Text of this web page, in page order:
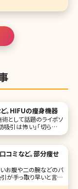
。HIFUの痩身機器
として話題のライポソ
引は怖い」「切らない
?」そんな希望や疑問を
コミなど。部分痩せ
お腹や二の腕などのパ
が手っ取り早いと言わ
いといったイメージがあ